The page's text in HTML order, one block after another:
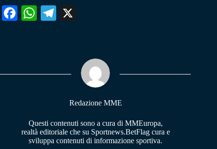
Fa W
pp
Te
m
Redazione MME
Questi contenuti sono a cura di MMEuropa,
realtà editoriale che su Sportnews.BetFlag cura e
sviluppa contenuti di informazione sportiva.